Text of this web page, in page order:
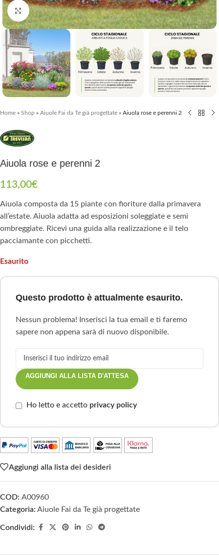
Clicca per ingrandire
Home » Shop » Aiuole Fai da Te già progettate » Aiuola rose e perenni 2
Aiuola rose e perenni 2
113,00€
Aiuola composta da 15 piante con fioriture dalla primavera
all’estate. Aiuola adatta ad esposizioni soleggiate e semi
ombreggiate. Ricevi una guida alla realizzazione e il telo
pacciamante con picchetti.
Esaurito
Questo prodotto è attualmente esaurito.
Nessun problema! Inserisci la tua email e ti faremo
sapere non appena sarà di nuovo disponibile.
AGGIUNGI ALLA LISTA D'ATTESA
Ho letto e accetto privacy policy
Aggiungi alla lista dei desideri
COD: A00960
Categoria: Aiuole Fai da Te già progettate
Condividi: